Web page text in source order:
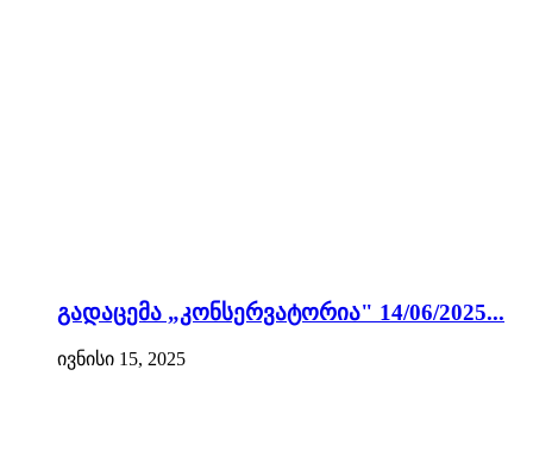
გადაცემა „კონსერვატორია" 14/06/2025...
ივნისი 15, 2025